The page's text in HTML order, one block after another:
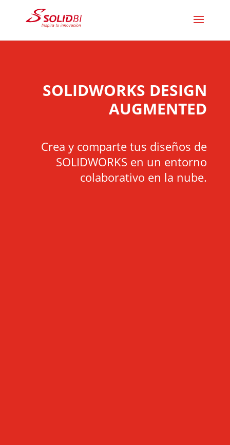
SOLIDWORKS DESIGN
AUGMENTED
Crea y comparte tus diseños de
SOLIDWORKS en un entorno
colaborativo en la nube.